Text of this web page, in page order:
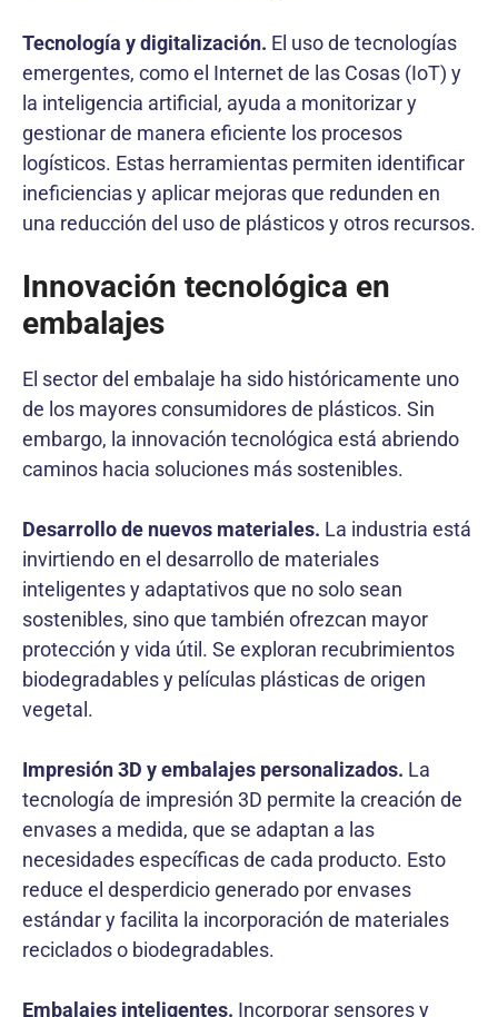
Tecnología y digitalización. El uso de tecnologías
emergentes, como el Internet de las Cosas (IoT) y
la inteligencia artificial, ayuda a monitorizar y
gestionar de manera eficiente los procesos
logísticos. Estas herramientas permiten identificar
ineficiencias y aplicar mejoras que redunden en
una reducción del uso de plásticos y otros recursos.
Innovación tecnológica en
embalajes
El sector del embalaje ha sido históricamente uno
de los mayores consumidores de plásticos. Sin
embargo, la innovación tecnológica está abriendo
caminos hacia soluciones más sostenibles.
Desarrollo de nuevos materiales. La industria está
invirtiendo en el desarrollo de materiales
inteligentes y adaptativos que no solo sean
sostenibles, sino que también ofrezcan mayor
protección y vida útil. Se exploran recubrimientos
biodegradables y películas plásticas de origen
vegetal.
Impresión 3D y embalajes personalizados. La
tecnología de impresión 3D permite la creación de
envases a medida, que se adaptan a las
necesidades específicas de cada producto. Esto
reduce el desperdicio generado por envases
estándar y facilita la incorporación de materiales
reciclados o biodegradables.
Embalajes inteligentes. Incorporar sensores y